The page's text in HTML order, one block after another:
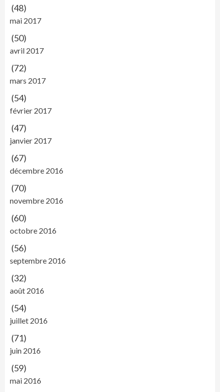
(48)
mai 2017
(50)
avril 2017
(72)
mars 2017
(54)
février 2017
(47)
janvier 2017
(67)
décembre 2016
(70)
novembre 2016
(60)
octobre 2016
(56)
septembre 2016
(32)
août 2016
(54)
juillet 2016
(71)
juin 2016
(59)
mai 2016